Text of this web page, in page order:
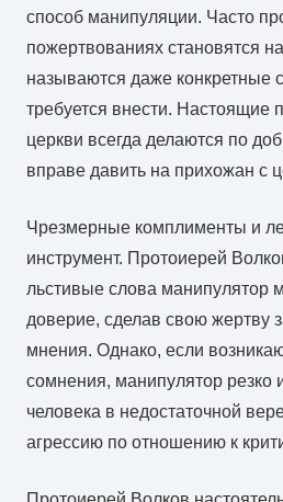
способ манипуляции. Часто
пожертвованиях становятся
называются даже конкретные
требуется внести. Настоящие
церкви всегда делаются по
вправе давить на прихожан с
Чрезмерные комплименты и
инструмент. Протоиерей
льстивые слова манипулятор
доверие, сделав свою жертву
мнения. Однако, если
сомнения, манипулятор резко
человека в недостаточной
агрессию по отношению к